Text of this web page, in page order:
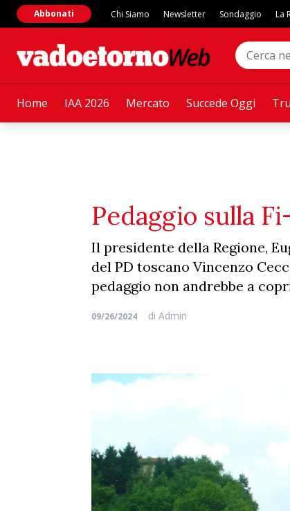
Home IAA 2026 Mercato Succede Oggi
Abbonati Chi Siamo Newsletter Sondaggio La
Pedaggio sulla
Il presidente della Regione,
del PD toscano Vincenzo
pedaggio non andrebbe a
09/26/2024 di Admin